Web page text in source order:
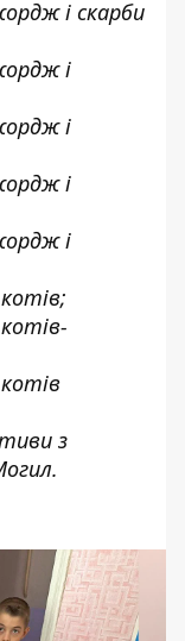
і скарби
і
і
і
і
з